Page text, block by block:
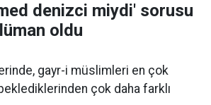
denizci miydi' sorusu
oldu
gayr-i müslimleri en çok
çok daha farklı